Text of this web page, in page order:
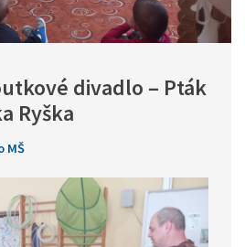
divadlo – Pták
Ryška
MŠ